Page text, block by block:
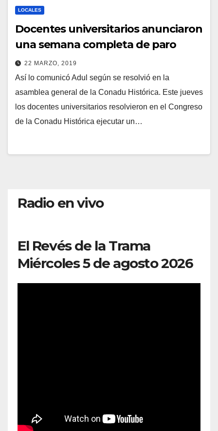
LOCALES
Docentes universitarios anunciaron
una semana completa de paro
22 MARZO, 2019
Así lo comunicó Adul según se resolvió en la
asamblea general de la Conadu Histórica. Este jueves
los docentes universitarios resolvieron en el Congreso
de la Conadu Histórica ejecutar un…
Radio en vivo
El Revés de la Trama
Miércoles 5 de agosto 2026